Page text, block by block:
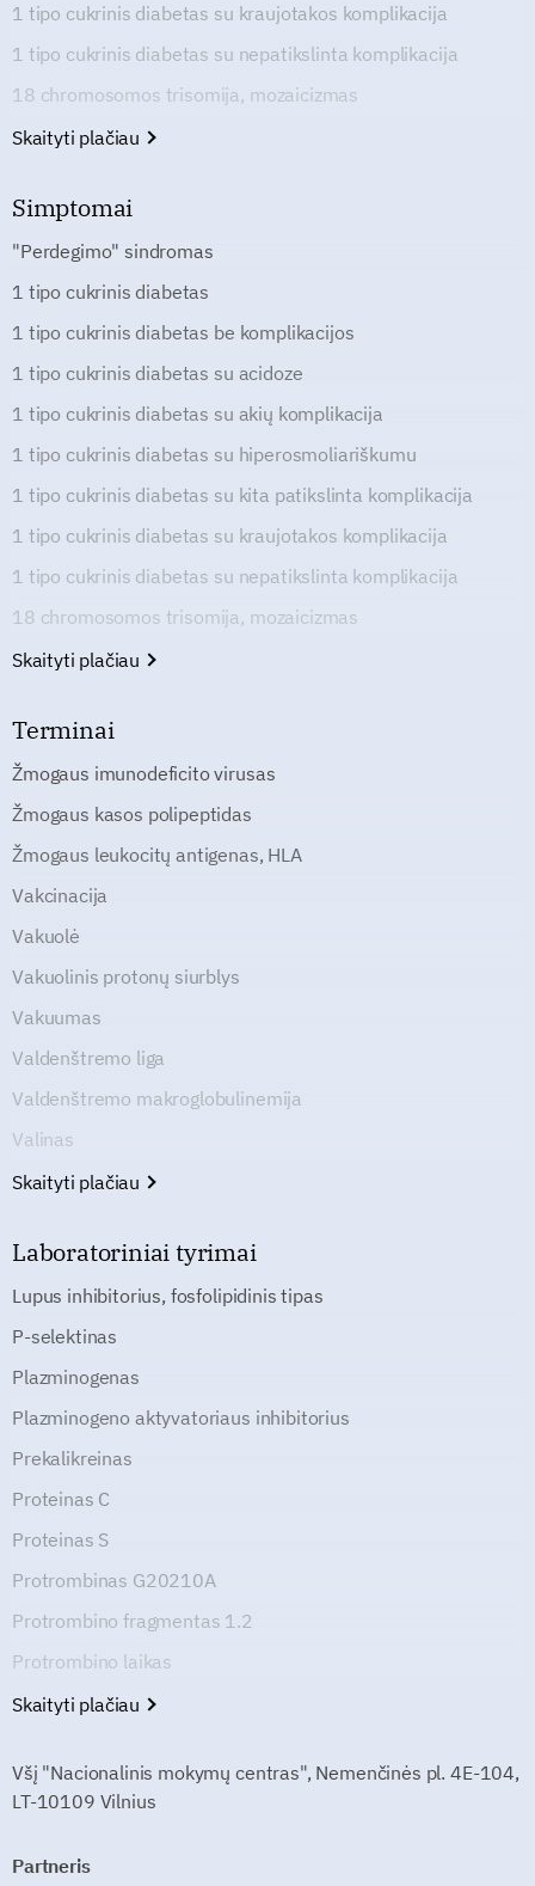
1 tipo cukrinis diabetas su kraujotakos komplikacija
1 tipo cukrinis diabetas su nepatikslinta komplikacija
18 chromosomos trisomija, mozaicizmas
Skaityti plačiau
Simptomai
"Perdegimo" sindromas
1 tipo cukrinis diabetas
1 tipo cukrinis diabetas be komplikacijos
1 tipo cukrinis diabetas su acidoze
1 tipo cukrinis diabetas su akių komplikacija
1 tipo cukrinis diabetas su hiperosmoliariškumu
1 tipo cukrinis diabetas su kita patikslinta komplikacija
1 tipo cukrinis diabetas su kraujotakos komplikacija
1 tipo cukrinis diabetas su nepatikslinta komplikacija
18 chromosomos trisomija, mozaicizmas
Skaityti plačiau
Terminai
Žmogaus imunodeficito virusas
Žmogaus kasos polipeptidas
Žmogaus leukocitų antigenas, HLA
Vakcinacija
Vakuolė
Vakuolinis protonų siurblys
Vakuumas
Valdenštremo liga
Valdenštremo makroglobulinemija
Valinas
Skaityti plačiau
Laboratoriniai tyrimai
Lupus inhibitorius, fosfolipidinis tipas
P-selektinas
Plazminogenas
Plazminogeno aktyvatoriaus inhibitorius
Prekalikreinas
Proteinas C
Proteinas S
Protrombinas G20210A
Protrombino fragmentas 1.2
Protrombino laikas
Skaityti plačiau
Všį "Nacionalinis mokymų centras", Nemenčinės pl. 4E-104,
LT-10109 Vilnius
Partneris